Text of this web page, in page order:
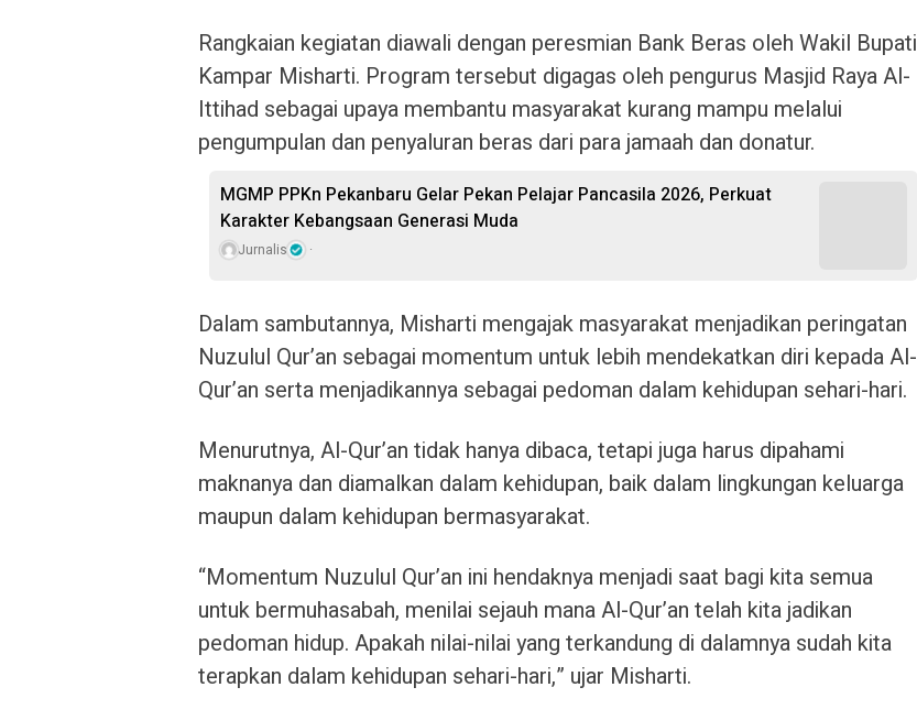
Rangkaian kegiatan diawali dengan peresmian Bank Beras oleh Wakil Bupati
Kampar Misharti. Program tersebut digagas oleh pengurus Masjid Raya Al-
Ittihad sebagai upaya membantu masyarakat kurang mampu melalui
pengumpulan dan penyaluran beras dari para jamaah dan donatur.
MGMP PPKn Pekanbaru Gelar Pekan Pelajar Pancasila 2026, Perkuat
Karakter Kebangsaan Generasi Muda
Jurnalis
Dalam sambutannya, Misharti mengajak masyarakat menjadikan peringatan
Nuzulul Qur’an sebagai momentum untuk lebih mendekatkan diri kepada Al-
Qur’an serta menjadikannya sebagai pedoman dalam kehidupan sehari-hari.
Menurutnya, Al-Qur’an tidak hanya dibaca, tetapi juga harus dipahami
maknanya dan diamalkan dalam kehidupan, baik dalam lingkungan keluarga
maupun dalam kehidupan bermasyarakat.
“Momentum Nuzulul Qur’an ini hendaknya menjadi saat bagi kita semua
untuk bermuhasabah, menilai sejauh mana Al-Qur’an telah kita jadikan
pedoman hidup. Apakah nilai-nilai yang terkandung di dalamnya sudah kita
terapkan dalam kehidupan sehari-hari,” ujar Misharti.